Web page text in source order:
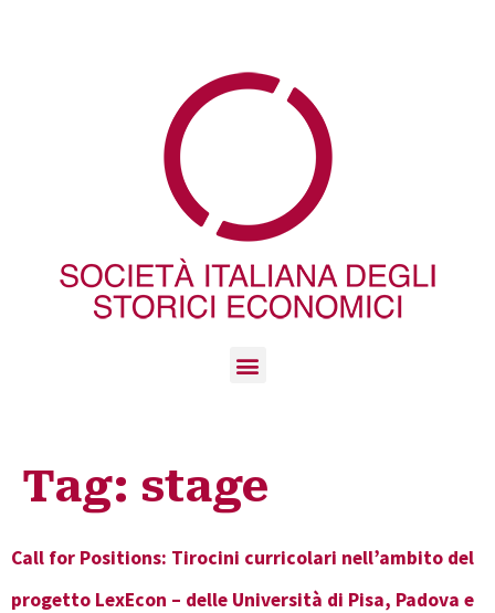
Tag: stage
Call for Positions: Tirocini curricolari nell’ambito del
progetto LexEcon – delle Università di Pisa, Padova e